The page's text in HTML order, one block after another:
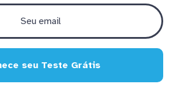
seu Teste Grátis